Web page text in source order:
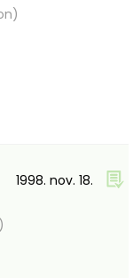
1998. nov. 18.